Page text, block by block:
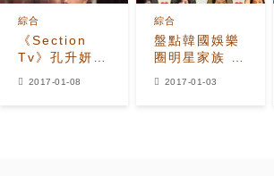
《Section
Tv》孔升妍：
妹妹定延？我
綜合
2017-01-08
盤點韓國娛樂
圈明星家族 孔
劉和姜棟元什
綜合
2017-01-03